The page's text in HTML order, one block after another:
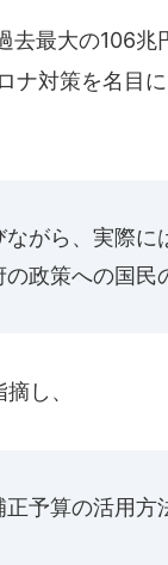
最大の106兆
ナ対策を名目
ながら、実際
政策への国民
し、
正予算の活用